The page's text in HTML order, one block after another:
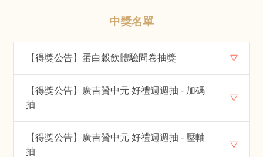
中獎名單
【得獎公告】蛋白穀飲體驗問卷抽獎
【得獎公告】廣吉贊中元 好禮週週抽 - 加碼
抽
【得獎公告】廣吉贊中元 好禮週週抽 - 壓軸
抽